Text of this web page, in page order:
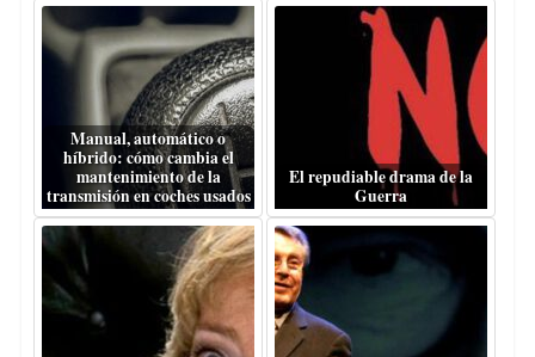
Manual, automático o
híbrido: cómo cambia el
mantenimiento de la
transmisión en coches usados
El repudiable drama de la
Guerra